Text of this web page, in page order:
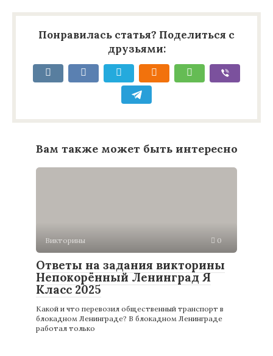
Понравилась статья? Поделиться с
друзьями:
Вам также может быть интересно
Викторины 0
Ответы на задания викторины
Непокорённый Ленинград Я
Класс 2025
Какой и что перевозил общественный транспорт в
блокадном Ленинграде? В блокадном Ленинграде
работал только